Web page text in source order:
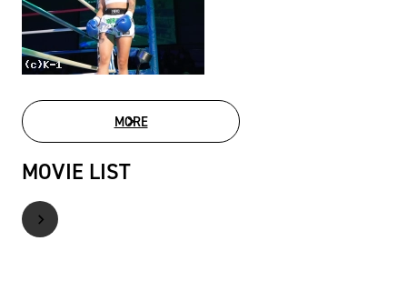
MOREPHOTO GALLERY
MOVIE LIST